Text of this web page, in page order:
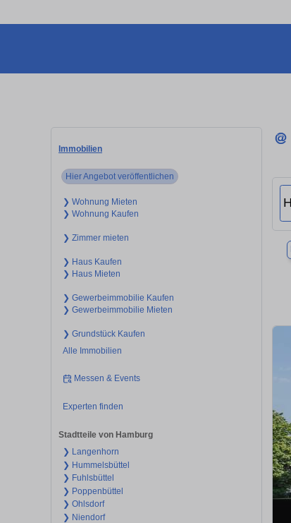
Immobilien
Hier Angebot veröffentlichen
❯ Wohnung Mieten
❯ Wohnung Kaufen
❯ Zimmer mieten
❯ Haus Kaufen
❯ Haus Mieten
❯ Gewerbeimmobilie Kaufen
❯ Gewerbeimmobilie Mieten
❯ Grundstück Kaufen
Alle Immobilien
Messen & Events
Experten finden
Stadtteile von Hamburg
❯ Langenhorn
❯ Hummelsbüttel
❯ Fuhlsbüttel
❯ Poppenbüttel
❯ Ohlsdorf
❯ Niendorf